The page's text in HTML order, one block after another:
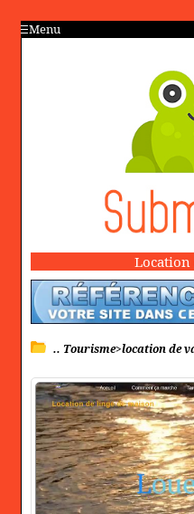
Menu
Location
.. Tourisme>location de